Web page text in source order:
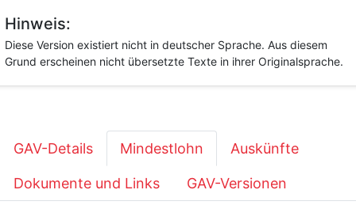
Hinweis:
Diese Version existiert nicht in deutscher Sprache. Aus diesem
Grund erscheinen nicht übersetzte Texte in ihrer Originalsprache.
GAV-Details Mindestlohn Auskünfte
Dokumente und Links GAV-Versionen